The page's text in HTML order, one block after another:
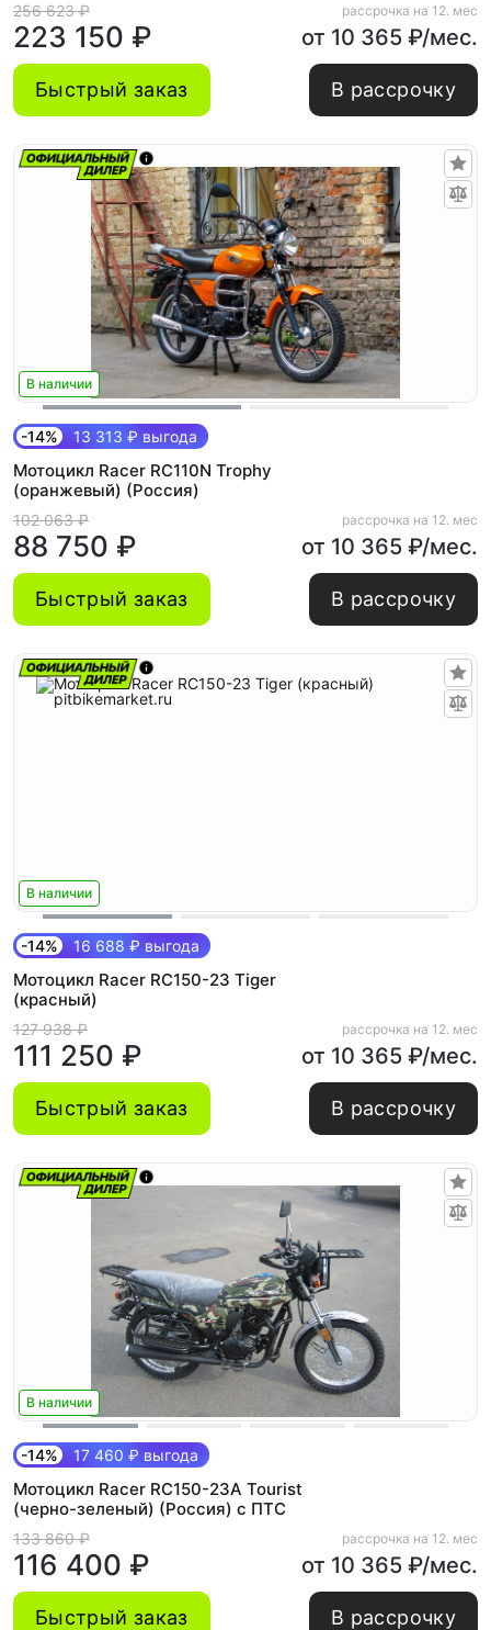
256 623 ₽
223 150 ₽
рассрочка на 12. мес
от 10 365 ₽/мес.
Быстрый заказ В рассрочку
В наличии
-14% 13 313 ₽ выгода
Мотоцикл Racer RC110N Trophy
(оранжевый) (Россия)
102 063 ₽
88 750 ₽
рассрочка на 12. мес
от 10 365 ₽/мес.
Быстрый заказ В рассрочку
В наличии
-14% 16 688 ₽ выгода
Мотоцикл Racer RC150-23 Tiger
(красный)
127 938 ₽
111 250 ₽
рассрочка на 12. мес
от 10 365 ₽/мес.
Быстрый заказ В рассрочку
В наличии
-14% 17 460 ₽ выгода
Мотоцикл Racer RC150-23A Tourist
(черно-зеленый) (Россия) с ПТС
133 860 ₽
116 400 ₽
рассрочка на 12. мес
от 10 365 ₽/мес.
Быстрый заказ В рассрочку